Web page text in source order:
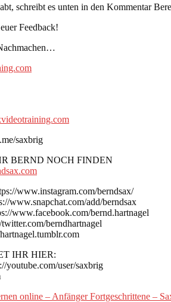
schreibt es unten in den Kommentar
Feedback!
saxbrig
BERND NOCH FINDEN
www.instagram.com/berndsax/
www.snapchat.com/add/berndsax
www.facebook.com/bernd.hartnagel
berndhartnagel
IHR HIER:
user/saxbrig
online – Anfänger Fortgeschrittene –